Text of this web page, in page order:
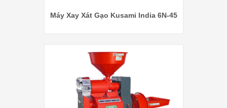
Máy Xay Xát Gạo Kusami India 6N-45